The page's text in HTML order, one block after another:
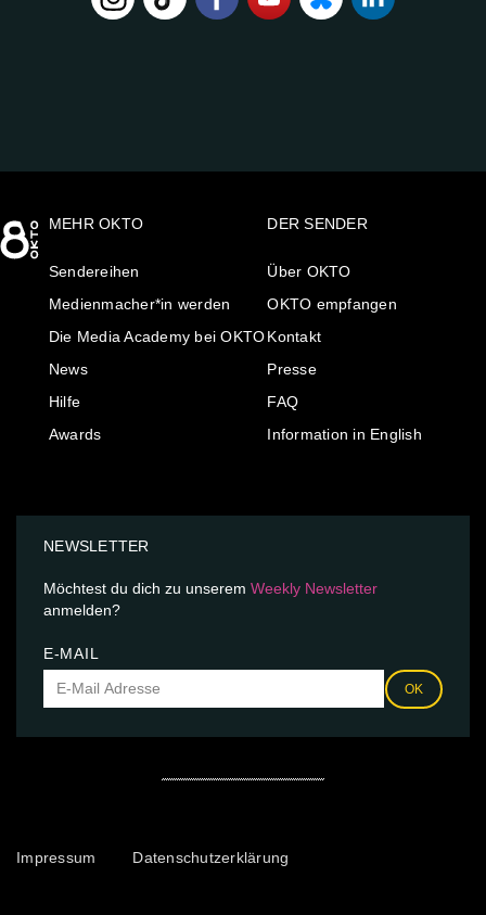
MEHR OKTO
Sendereihen
Medienmacher*in werden
Die Media Academy bei OKTO
News
Hilfe
Awards
DER SENDER
Über OKTO
OKTO empfangen
Kontakt
Presse
FAQ
Information in English
NEWSLETTER
Möchtest du dich zu unserem Weekly Newsletter
anmelden?
E-MAIL
OK
Impressum Datenschutzerklärung